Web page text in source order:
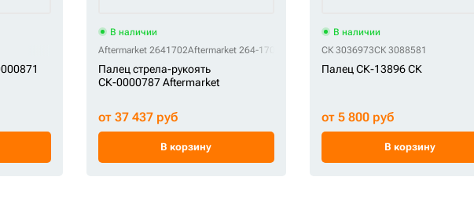
В наличии
Aftermarket 2641702Aftermarket 264-1702
Палец стрела-рукоять
СК-0000787 Aftermarket
от 37 437 руб
В корзину
В наличии
СК 3036973СК 3088581
Палец СК-13896 СК
от 5 800 руб
В корзину